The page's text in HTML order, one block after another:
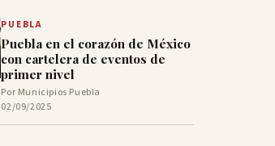
PUEBLA
Puebla en el corazón de México
con cartelera de eventos de
primer nivel
Por Municipios Puebla
02/09/2025